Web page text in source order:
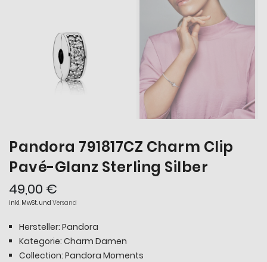
Pandora 791817CZ Charm Clip
Pavé-Glanz Sterling Silber
49,00 €
inkl. MwSt. und Versand
Hersteller: Pandora
Kategorie: Charm Damen
Collection: Pandora Moments